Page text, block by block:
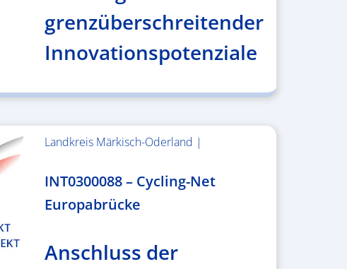
grenzüberschreitender
Innovationspotenziale
Landkreis Märkisch-Oderland |
INT0300088 – Cycling-Net
Europabrücke
Anschluss der